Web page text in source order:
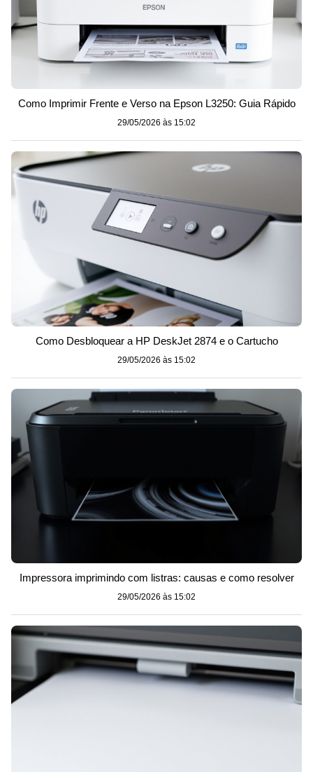
Como Imprimir Frente e Verso na Epson L3250: Guia Rápido
29/05/2026 às 15:02
Como Desbloquear a HP DeskJet 2874 e o Cartucho
29/05/2026 às 15:02
Impressora imprimindo com listras: causas e como resolver
29/05/2026 às 15:02